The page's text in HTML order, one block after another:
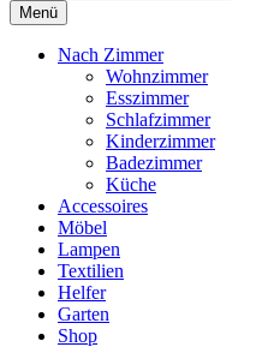
Menü
Nach Zimmer
Wohnzimmer
Esszimmer
Schlafzimmer
Kinderzimmer
Badezimmer
Küche
Accessoires
Möbel
Lampen
Textilien
Helfer
Garten
Shop